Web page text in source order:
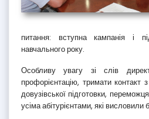
питання: вступна кампанія і
навчального року.
Особливу увагу зі слів
профорієнтацію, тримати контакт
довузівської підготовки,
усіма абітурієнтами, які